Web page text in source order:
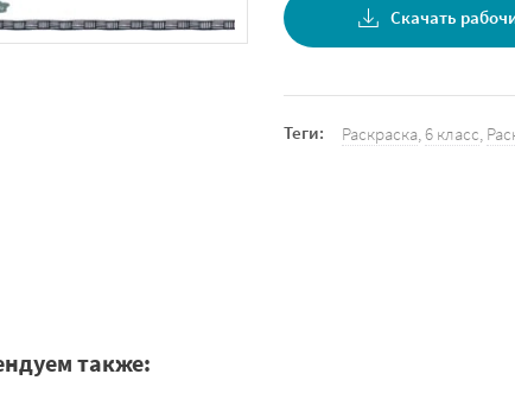
Скачать
Теги: Раскраска,6 класс,
также: